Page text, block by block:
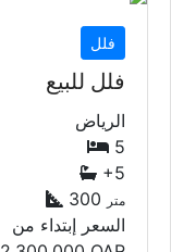
فلل
فلل للبيع
الرياض
5
+5
300 متر
السعر إبتداء من